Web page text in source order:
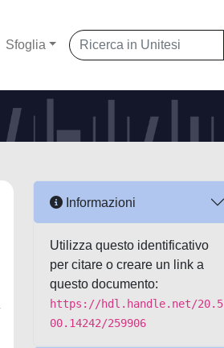
Sfoglia
Informazioni
Utilizza questo identificativo
per citare o creare un link a
questo documento:
https://hdl.handle.net/20.5
00.14242/259906